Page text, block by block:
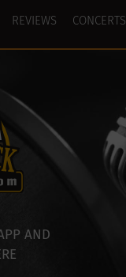
REVIEWS CONCERTS
AND